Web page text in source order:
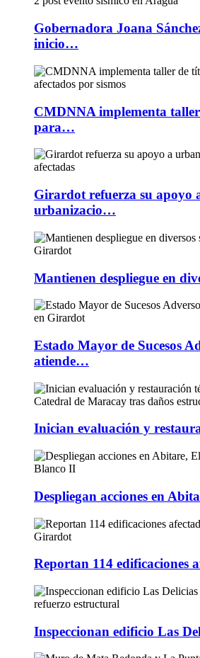
Gobernadora Joana
inicio…
CMDNNA implementa
para…
Girardot refuerza su apoyo
urbanizacio…
Mantienen despliegue en
Estado Mayor de Sucesos
atiende…
Inician evaluación y
Despliegan acciones en
Reportan 114 edificaciones
Inspeccionan edificio Las